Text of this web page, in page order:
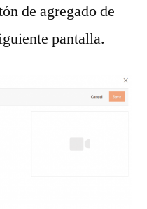
de agregado de
pantalla.